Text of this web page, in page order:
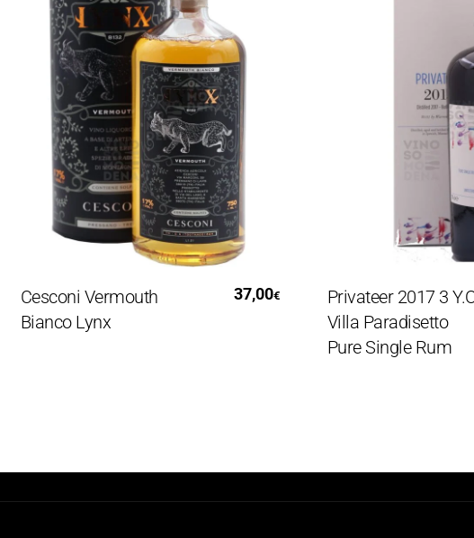
Cesconi Vermouth
Bianco Lynx
37,00€
Privateer 2017 3 Y.O.
Villa Paradisetto
Pure Single Rum